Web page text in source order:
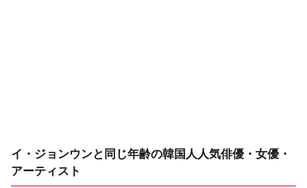
イ・ジョンウンと同じ年齢の韓国人人気俳優・女優・
アーティスト